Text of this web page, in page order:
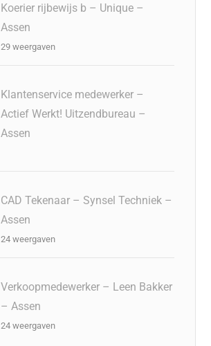
Koerier rijbewijs b – Unique –
Assen
29 weergaven
Klantenservice medewerker –
Actief Werkt! Uitzendbureau –
Assen
CAD Tekenaar – Synsel Techniek –
Assen
24 weergaven
Verkoopmedewerker – Leen Bakker
– Assen
24 weergaven